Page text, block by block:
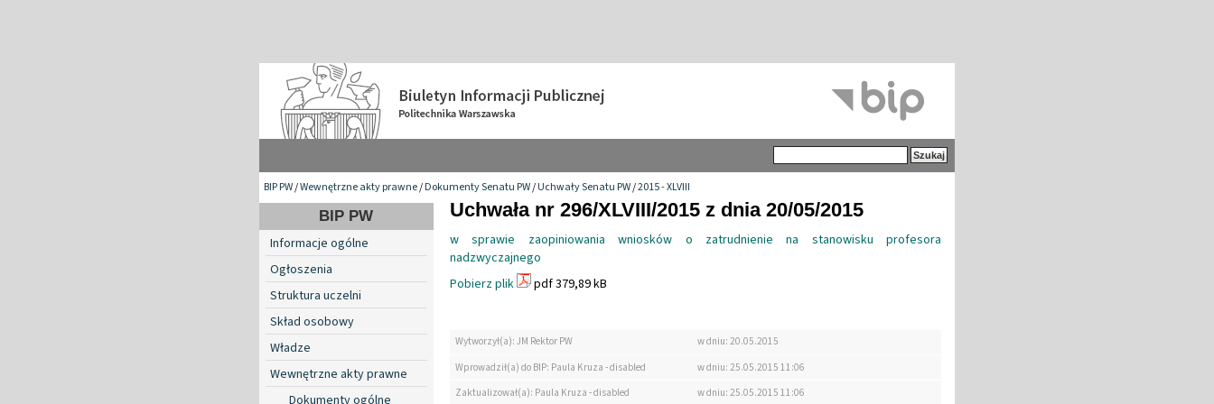
BIP PW/Wewnętrzne akty prawne/Dokumenty Senatu PW/Uchwały Senatu PW/2015 - XLVIII
BIP PW
Informacje ogólne
Ogłoszenia
Struktura uczelni
Skład osobowy
Władze
Wewnętrzne akty prawne
Dokumenty ogólne
Uchwała nr 296/XLVIII/2015 z dnia 20/05/2015
w sprawie zaopiniowania wniosków o zatrudnienie na stanowisku profesora
nadzwyczajnego
Pobierz plik
pdf 379,89 kB
Wytworzył(a): JM Rektor PW
w dniu: 20.05.2015
Wprowadził(a) do BIP: Paula Kruza - disabled
w dniu: 25.05.2015 11:06
Zaktualizował(a): Paula Kruza - disabled
w dniu: 25.05.2015 11:06